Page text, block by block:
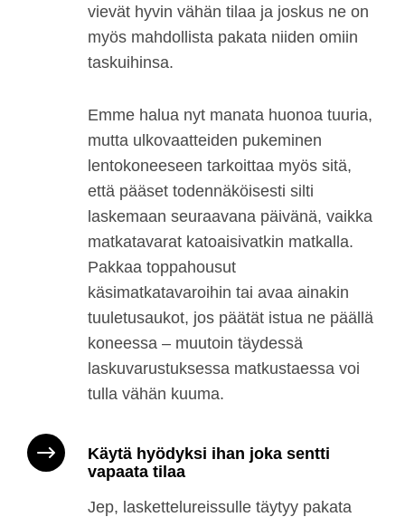
vievät hyvin vähän tilaa ja joskus ne on
myös mahdollista pakata niiden omiin
taskuihinsa.
Emme halua nyt manata huonoa tuuria,
mutta ulkovaatteiden pukeminen
lentokoneeseen tarkoittaa myös sitä,
että pääset todennäköisesti silti
laskemaan seuraavana päivänä, vaikka
matkatavarat katoaisivatkin matkalla.
Pakkaa toppahousut
käsimatkatavaroihin tai avaa ainakin
tuuletusaukot, jos päätät istua ne päällä
koneessa – muutoin täydessä
laskuvarustuksessa matkustaessa voi
tulla vähän kuuma.
Käytä hyödyksi ihan joka sentti
vapaata tilaa
Jep, laskettelureissulle täytyy pakata